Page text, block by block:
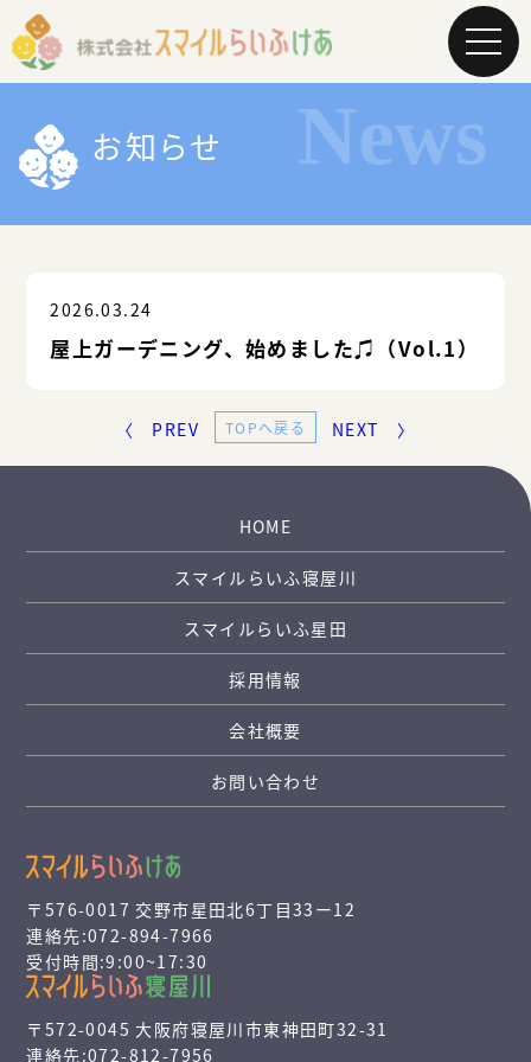
メ
ニ
ュ
を
開
お知らせ
2026.03.24
屋上ガーデニング、始めました♫（Vol.1）
〈 PREV TOPへ戻る NEXT 〉
HOME
スマイルらいふ寝屋川
スマイルらいふ星田
採用情報
会社概要
お問い合わせ
〒576-0017 交野市星田北6丁目33ー12
連絡先:072-894-7966
受付時間:9:00~17:30
〒572-0045 大阪府寝屋川市東神田町32-31
連絡先:072-812-7956